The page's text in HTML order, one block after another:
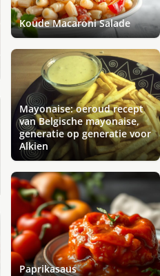
Koude Macaroni Salade
Mayonaise: oeroud recept
van Belgische mayonaise,
generatie op generatie voor
Alkien
Paprikasaus